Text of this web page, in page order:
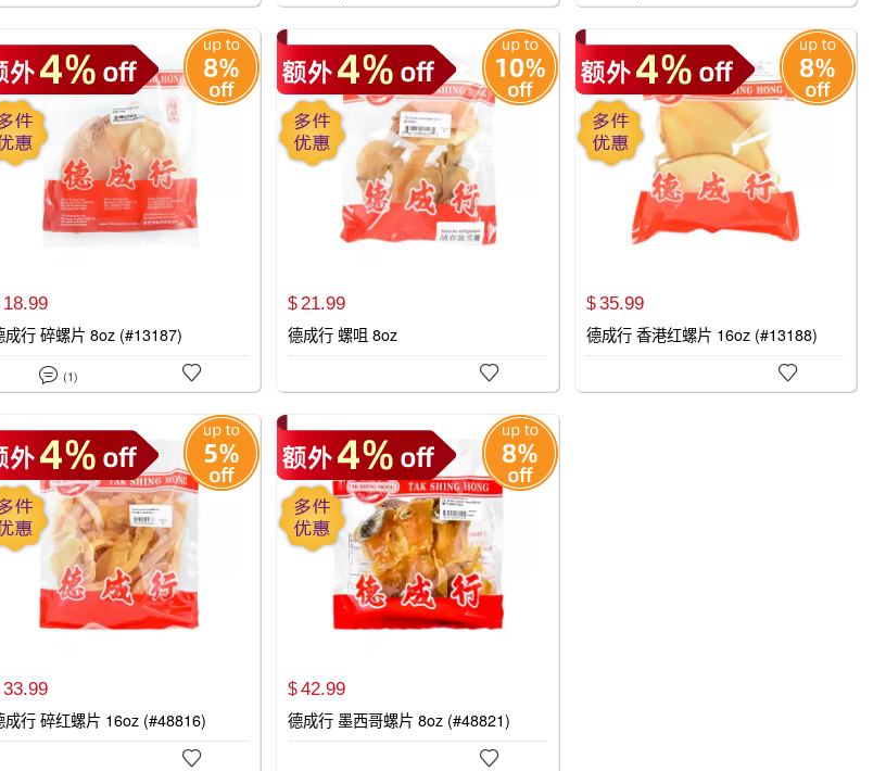
18.99
成行 碎螺片 8oz (#13187)
 (1) 
$ 21.99
德成行 螺咀 8oz

$35.99
德成行 香港红螺片 16oz (#13188)

33.99
成行 碎红螺片 16oz (#48816)

$ 42.99
德成行 墨西哥螺片 8oz (#48821)
